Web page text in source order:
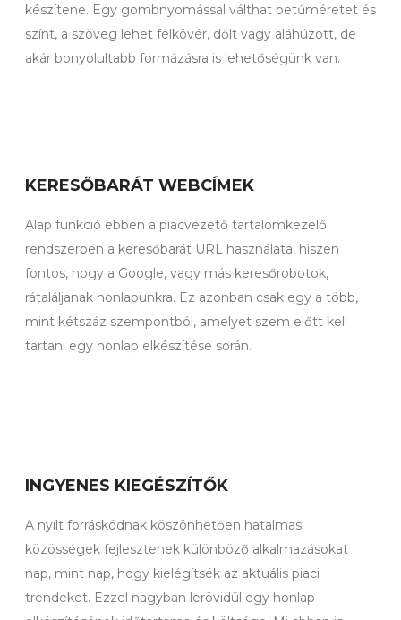
készítene. Egy gombnyomással válthat betűméretet és
színt, a szöveg lehet félkövér, dőlt vagy aláhúzott, de
akár bonyolultabb formázásra is lehetőségünk van.
KERESŐBARÁT WEBCÍMEK
Alap funkció ebben a piacvezető tartalomkezelő
rendszerben a keresőbarát URL használata, hiszen
fontos, hogy a Google, vagy más keresőrobotok,
rátaláljanak honlapunkra. Ez azonban csak egy a több,
mint kétszáz szempontból, amelyet szem előtt kell
tartani egy honlap elkészítése során.
INGYENES KIEGÉSZÍTŐK
A nyílt forráskódnak köszönhetően hatalmas
közösségek fejlesztenek különböző alkalmazásokat
nap, mint nap, hogy kielégítsék az aktuális piaci
trendeket. Ezzel nagyban lerövidül egy honlap